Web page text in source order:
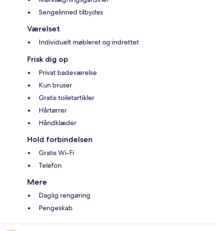
Sengelinned tilbydes
Værelset
Individuelt møbleret og indrettet
Frisk dig op
Privat badeværelse
Kun bruser
Gratis toiletartikler
Hårtørrer
Håndklæder
Hold forbindelsen
Gratis Wi-Fi
Telefon
Mere
Daglig rengøring
Pengeskab